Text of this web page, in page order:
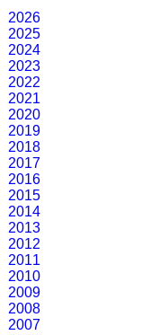
2026
2025
2024
2023
2022
2021
2020
2019
2018
2017
2016
2015
2014
2013
2012
2011
2010
2009
2008
2007